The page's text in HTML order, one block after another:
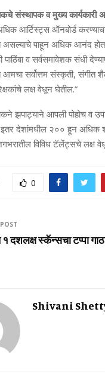
संस्‍थापक व मुख्‍य
आर्टिस्‍ट्स ऑनबोर्ड
पाहून अधिक आनंद होत
पाठिंबा व सर्वसमावेशक संधी
सर्वोत्तम संस्‍कृती, संगीत
लक्ष वेधून घेतील.”
झपाट्याने आपली पोहोच व
इतर देशांमधील २०० हून अधिक
विविध टॅलेंट्सचे लक्ष
0
१ दशलक्ष स्‍कॅन्‍सचा टप्पा
Shivani